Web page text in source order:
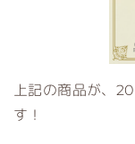
上記の商品が、
す！